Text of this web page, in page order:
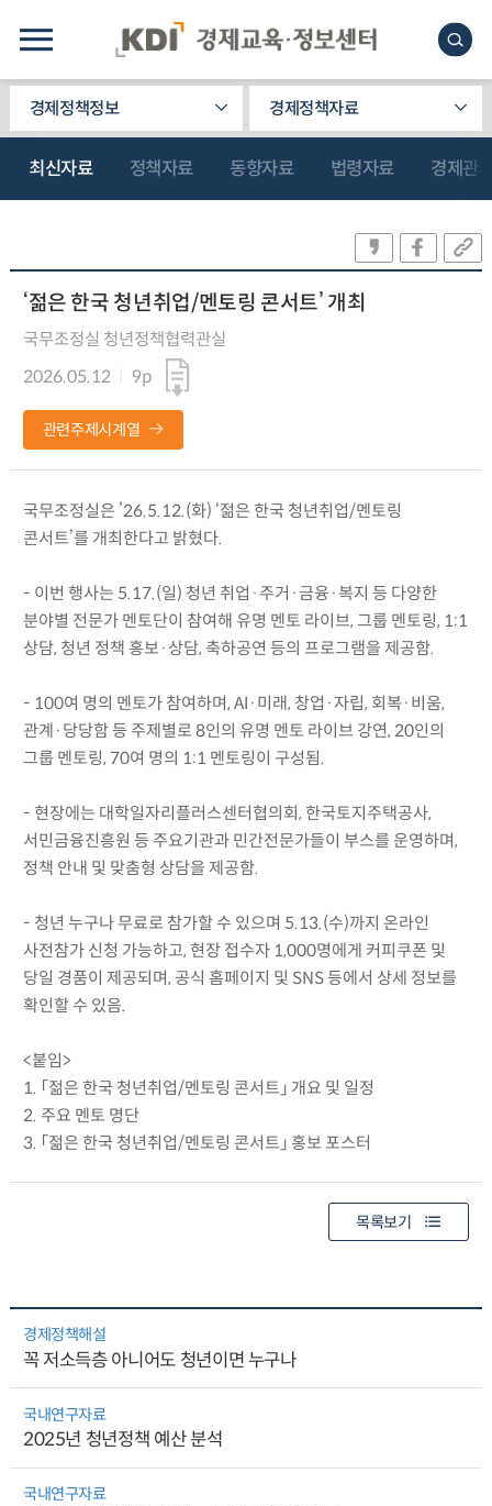
경제정책정보 경제정책자료
최신자료 정책자료 동향자료 법령자료 경제관
‘젊은 한국 청년취업/멘토링 콘서트’ 개최
국무조정실 청년정책협력관실
2026.05.12
9p
관련주제시계열
국무조정실은 ’26.5.12.(화) ‘젊은 한국 청년취업/멘토링
콘서트’를 개최한다고 밝혔다.
- 이번 행사는 5.17.(일) 청년 취업·주거·금융·복지 등 다양한
분야별 전문가 멘토단이 참여해 유명 멘토 라이브, 그룹 멘토링, 1:1
상담, 청년 정책 홍보·상담, 축하공연 등의 프로그램을 제공함.
- 100여 명의 멘토가 참여하며, AI·미래, 창업·자립, 회복·비움,
관계·당당함 등 주제별로 8인의 유명 멘토 라이브 강연, 20인의
그룹 멘토링, 70여 명의 1:1 멘토링이 구성됨.
- 현장에는 대학일자리플러스센터협의회, 한국토지주택공사,
서민금융진흥원 등 주요기관과 민간전문가들이 부스를 운영하며,
정책 안내 및 맞춤형 상담을 제공함.
- 청년 누구나 무료로 참가할 수 있으며 5.13.(수)까지 온라인
사전참가 신청 가능하고, 현장 접수자 1,000명에게 커피쿠폰 및
당일 경품이 제공되며, 공식 홈페이지 및 SNS 등에서 상세 정보를
확인할 수 있음.
<붙임>
1. 「젊은 한국 청년취업/멘토링 콘서트」 개요 및 일정
2. 주요 멘토 명단
3. 「젊은 한국 청년취업/멘토링 콘서트」 홍보 포스터
목록보기
경제정책해설
꼭 저소득층 아니어도 청년이면 누구나
국내연구자료
2025년 청년정책 예산 분석
국내연구자료